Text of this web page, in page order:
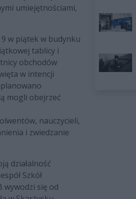
umiejętnościami,
w piątek w budynku
tablicy i
obchodów
w intencji
mogli obejrzeć
nauczycieli,
i zwiedzanie
działalność
Szkół
wywodzi się od